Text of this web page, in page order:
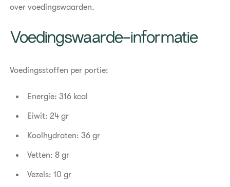
over voedingswaarden.
​Voedingswaarde-informatie
Voedingsstoffen per portie:
Energie: 316 kcal
Eiwit: 24 gr
Koolhydraten: 36 gr
Vetten: 8 gr
Vezels: 10 gr